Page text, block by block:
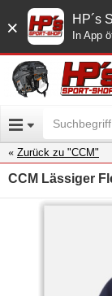
× HP´s
In App
Zurück zu "CCM"
CCM Lässiger